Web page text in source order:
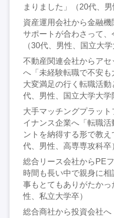
まりました」（20代、男
資産運用会社から金融
サポートが合わさって、
（30代、男性、国立大学
不動産関連会社からア
へ「未経験転職で不安も
大変満足の行く転職活
代、男性、国立大学大学
大手マッチングプラッ
イナンス企業へ「転職
ントを納得する形で教
代、男性、高専専攻科卒
総合リース会社からPE
時間も長い中で親身に
事もとてもありがたか
性、私立大学卒）
総合商社から投資会社